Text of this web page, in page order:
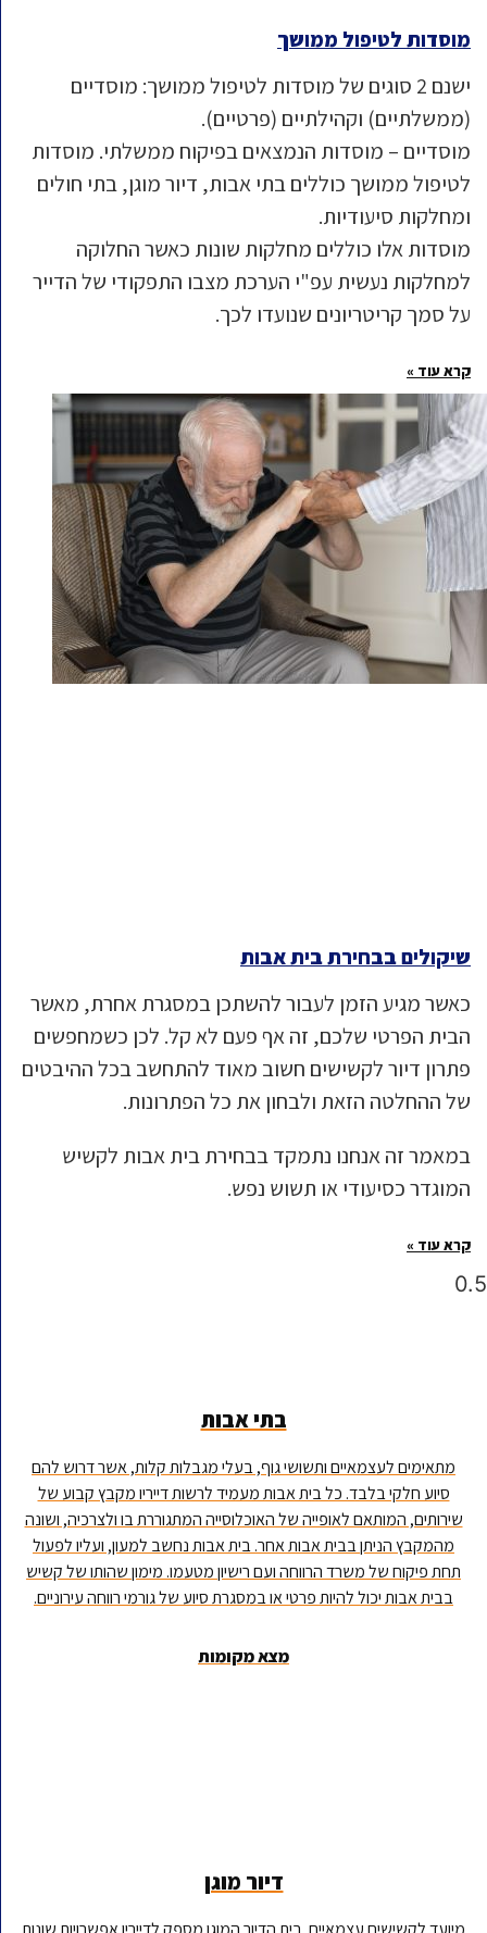
מוסדות לטיפול ממושך
ישנם 2 סוגים של מוסדות לטיפול ממושך: מוסדיים
(ממשלתיים) וקהילתיים (פרטיים).
מוסדיים – מוסדות הנמצאים בפיקוח ממשלתי. מוסדות
לטיפול ממושך כוללים בתי אבות, דיור מוגן, בתי חולים
ומחלקות סיעודיות.
מוסדות אלו כוללים מחלקות שונות כאשר החלוקה
למחלקות נעשית עפ"י הערכת מצבו התפקודי של הדייר
על סמך קריטריונים שנועדו לכך.
קרא עוד »
שיקולים בבחירת בית אבות
כאשר מגיע הזמן לעבור להשתכן במסגרת אחרת, מאשר
הבית הפרטי שלכם, זה אף פעם לא קל. לכן כשמחפשים
פתרון דיור לקשישים חשוב מאוד להתחשב בכל ההיבטים
של ההחלטה הזאת ולבחון את כל הפתרונות.
במאמר זה אנחנו נתמקד בבחירת בית אבות לקשיש
המוגדר כסיעודי או תשוש נפש.
קרא עוד »
בתי אבות
מתאימים לעצמאיים ותשושי גוף, בעלי מגבלות קלות, אשר דרוש להם
סיוע חלקי בלבד. כל בית אבות מעמיד לרשות דייריו מקבץ קבוע של
שירותים, המותאם לאופייה של האוכלוסייה המתגוררת בו ולצרכיה, ושונה
מהמקבץ הניתן בבית אבות אחר. בית אבות נחשב למעון, ועליו לפעול
תחת פיקוח של משרד הרווחה ועם רישיון מטעמו. מימון שהותו של קשיש
בבית אבות יכול להיות פרטי או במסגרת סיוע של גורמי רווחה עירוניים.
מצא מקומות
דיור מוגן